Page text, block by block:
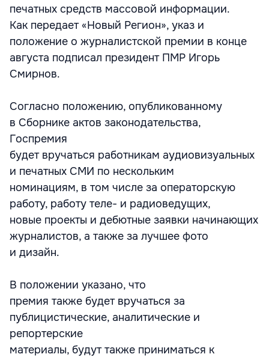
печатных средств массовой информации.
Как передает «Новый Регион», указ и
положение о журналистской премии в конце
августа подписал президент ПМР Игорь
Смирнов.
Согласно положению, опубликованному
в Сборнике актов законодательства,
Госпремия
будет вручаться работникам аудиовизуальных
и печатных СМИ по нескольким
номинациям, в том числе за операторскую
работу, работу теле- и радиоведущих,
новые проекты и дебютные заявки начинающих
журналистов, а также за лучшее фото
и дизайн.
В положении указано, что
премия также будет вручаться за
публицистические, аналитические и
репортерские
материалы, будут также приниматься к